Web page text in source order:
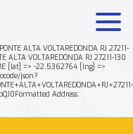
ALTA VOLTAREDONDA RJ 27211-
ALTA VOLTAREDONDA RJ 27211-130
ME [lat] => -22.5362764 [lng] =>
json?
Address:
Rende +